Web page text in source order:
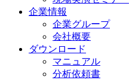
企業情報
企業グループ
会社概要
ダウンロード
マニュアル
分析依頼書